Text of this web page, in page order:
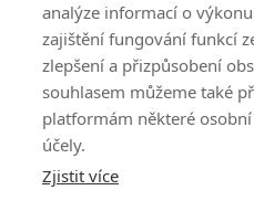
analýze informací o
zajištění fungování funkcí
zlepšení a přizpůsobení
souhlasem můžeme také
platformám některé
účely.
Zjistit více